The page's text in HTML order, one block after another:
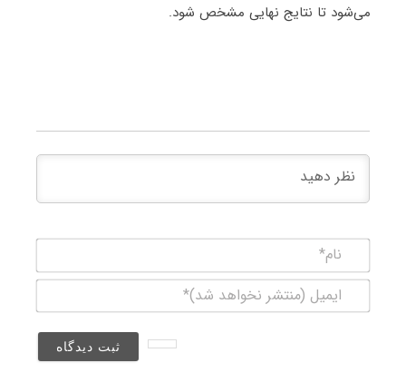
می‌شود تا نتایج نهایی مشخص شود.
(منتشر